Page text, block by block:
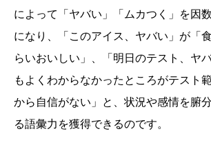
によって「ヤバい」「ムカつく」を因
になり、「このアイス、ヤバい」が「
らいおいしい」、「明日のテスト、ヤ
もよくわからなかったところがテスト
から自信がない」と、状況や感情を腑
る語彙力を獲得できるのです。